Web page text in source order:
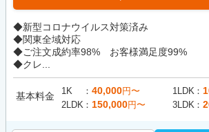
◆新型コロナウイルス対策済み
◆関東全域対応
◆ご注文成約率98% お客様満足度99%
◆クレ...
基本料金 1K 40,000円〜 1LDK
2LDK
150,000円〜 3LDK